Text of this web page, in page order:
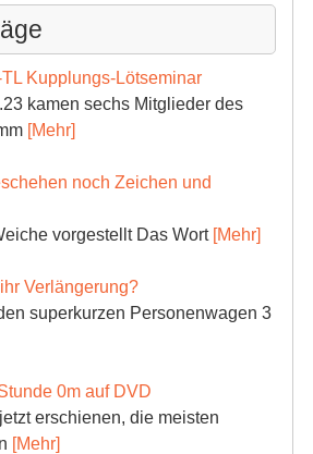
Kupplungs-Lötseminar
kamen sechs Mitglieder des
[Mehr]
noch Zeichen und
vorgestellt Das Wort [Mehr]
Verlängerung?
superkurzen Personenwagen 3
0m auf DVD
erschienen, die meisten
[Mehr]